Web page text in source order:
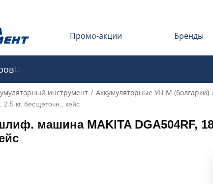
Промо-акции Бренды
инструмент / Аккумуляторные УШМ (болгарки)
кг, бесщеточн., кейс
машина MAKITA DGA504RF,